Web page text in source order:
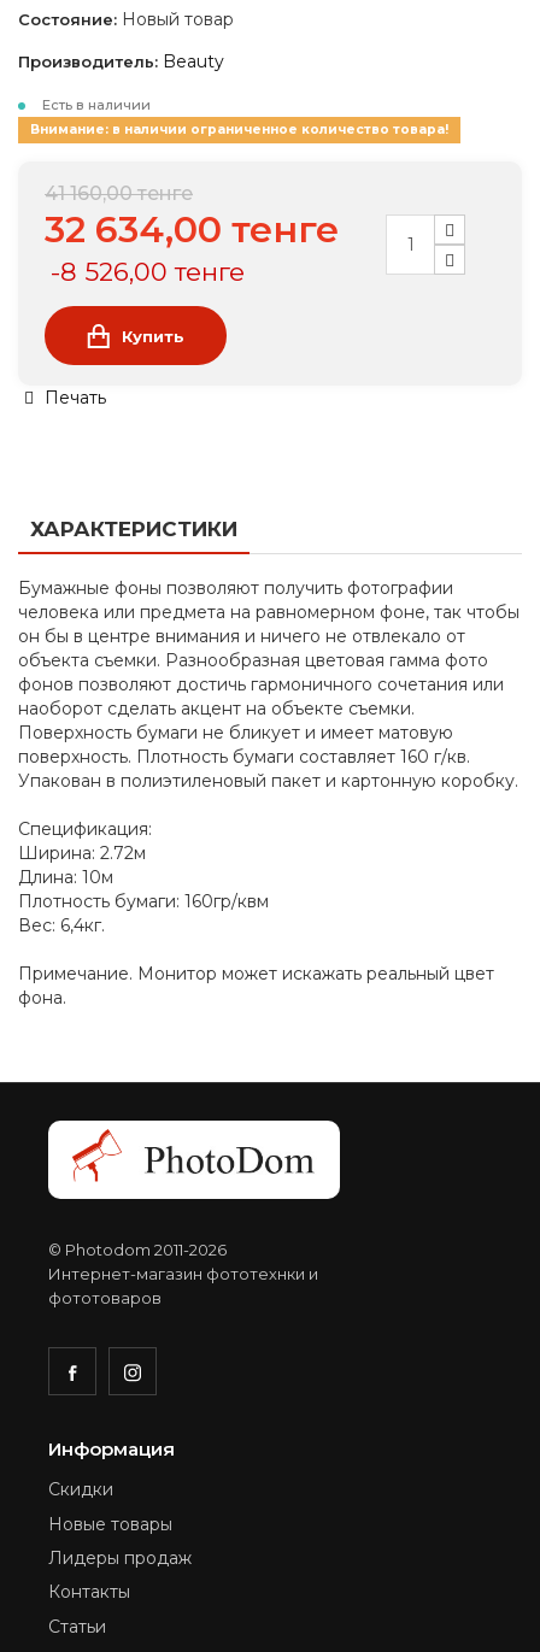
Состояние: Новый товар
Производитель: Beauty
Есть в наличии
Внимание: в наличии ограниченное количество товара!
41 160,00 тенге
32 634,00 тенге
-8 526,00 тенге
Купить
Печать
ХАРАКТЕРИСТИКИ
Бумажные фоны позволяют получить фотографии
человека или предмета на равномерном фоне, так чтобы
он бы в центре внимания и ничего не отвлекало от
объекта съемки. Разнообразная цветовая гамма фото
фонов позволяют достичь гармоничного сочетания или
наоборот сделать акцент на объекте съемки.
Поверхность бумаги не бликует и имеет матовую
поверхность. Плотность бумаги составляет 160 г/кв.
Упакован в полиэтиленовый пакет и картонную коробку.
Спецификация:
Ширина: 2.72м
Длина: 10м
Плотность бумаги: 160гр/квм
Вес: 6,4кг.
Примечание. Монитор может искажать реальный цвет
фона.
© Photodom 2011-2026
Интернет-магазин фототехнки и
фототоваров
Информация
Скидки
Новые товары
Лидеры продаж
Контакты
Статьи